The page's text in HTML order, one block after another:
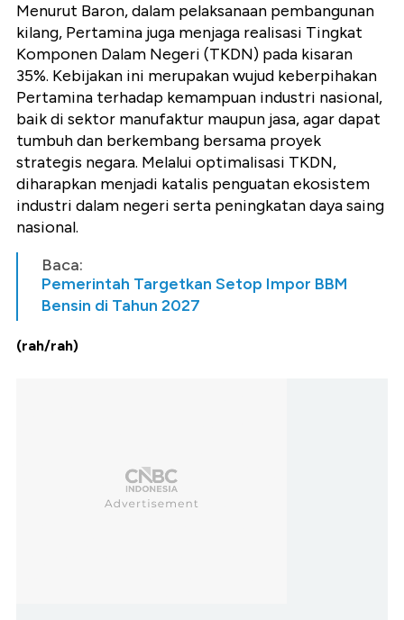
Menurut Baron, dalam pelaksanaan pembangunan
kilang, Pertamina juga menjaga realisasi Tingkat
Komponen Dalam Negeri (TKDN) pada kisaran
35%. Kebijakan ini merupakan wujud keberpihakan
Pertamina terhadap kemampuan industri nasional,
baik di sektor manufaktur maupun jasa, agar dapat
tumbuh dan berkembang bersama proyek
strategis negara. Melalui optimalisasi TKDN,
diharapkan menjadi katalis penguatan ekosistem
industri dalam negeri serta peningkatan daya saing
nasional.
Baca:
Pemerintah Targetkan Setop Impor BBM
Bensin di Tahun 2027
(rah/rah)